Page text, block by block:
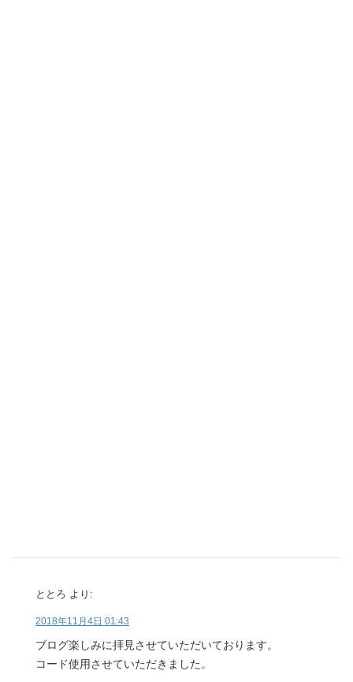
ととろ より:
2018年11月4日 01:43
ブログ楽しみに拝見させていただいております。
コード使用させていただきました。